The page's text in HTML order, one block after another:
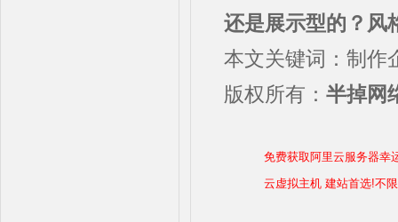
还是展示型的？风
本文关键词：制作
版权所有： 半掉网
免费获取阿里云服务器幸
云虚拟主机 建站首选!不